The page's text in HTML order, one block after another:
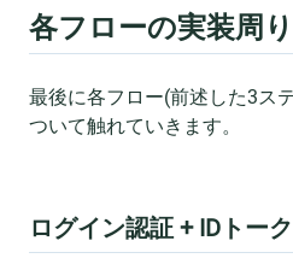
各フローの実装周
最後に各フロー(前述した3ス
ついて触れていきます。
ログイン認証 + IDトー